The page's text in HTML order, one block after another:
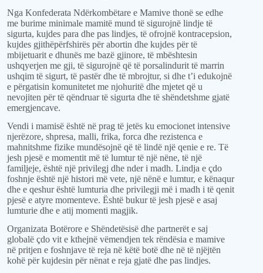
Nga Konfederata Ndërkombëtare e Mamive thonë se edhe
me burime minimale mamitë mund të sigurojnë lindje të
sigurta, kujdes para dhe pas lindjes, të ofrojnë kontracepsion,
kujdes gjithëpërfshirës për abortin dhe kujdes për të
mbijetuarit e dhunës me bazë gjinore, të mbështesin
ushqyerjen me gji, të sigurojnë që të porsalindurit të marrin
ushqim të sigurt, të pastër dhe të mbrojtur, si dhe t’i edukojnë
e përgatisin komunitetet me njohuritë dhe mjetet që u
nevojiten për të qëndruar të sigurta dhe të shëndetshme gjatë
emergjencave.
Vendi i mamisë është në prag të jetës ku emocionet intensive
njerëzore, shpresa, malli, frika, forca dhe rezistenca e
mahnitshme fizike mundësojnë që të lindë një qenie e re. Të
jesh pjesë e momentit më të lumtur të një nëne, të një
familjeje, është një privilegj dhe nder i madh. Lindja e çdo
foshnje është një histori më vete, një nënë e lumtur, e kënaqur
dhe e qeshur është lumturia dhe privilegji më i madh i të qenit
pjesë e atyre momenteve. Është bukurtë jesh pjesë e asaj
lumturie dhe e atij momenti magjik.
Organizata Botërore e Shëndetësisë dhe partnerët e saj
globalë çdo vit e kthejnë vëmendjen tek rëndësia e mamive
në pritjen e foshnjave të reja në këtë botë dhe në të njëjtën
kohë përkujdesin për nënat e reja gjatë dhe pas lindjes.